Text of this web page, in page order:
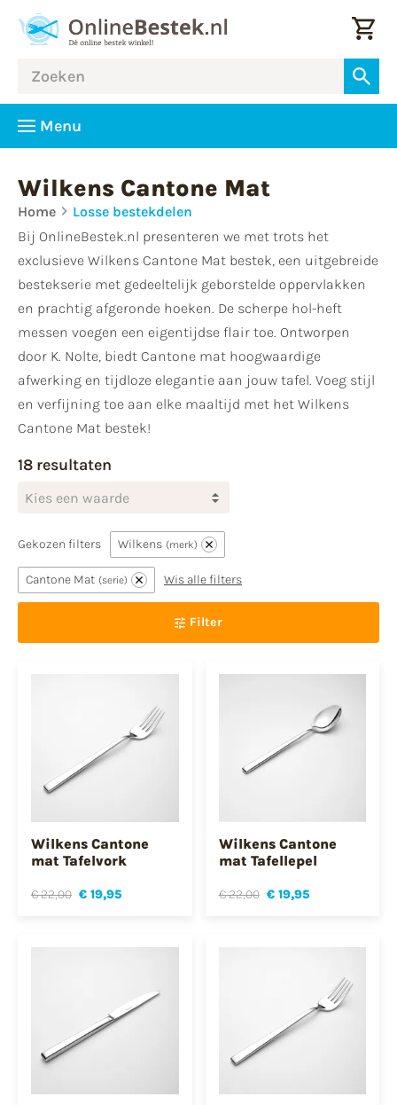
Menu
Wilkens Cantone Mat
Home
Losse bestekdelen
Bij OnlineBestek.nl presenteren we met trots het
exclusieve Wilkens Cantone Mat bestek, een uitgebreide
bestekserie met gedeeltelijk geborstelde oppervlakken
en prachtig afgeronde hoeken. De scherpe hol-heft
messen voegen een eigentijdse flair toe. Ontworpen
door K. Nolte, biedt Cantone mat hoogwaardige
afwerking en tijdloze elegantie aan jouw tafel. Voeg stijl
en verfijning toe aan elke maaltijd met het Wilkens
Cantone Mat bestek!
18 resultaten
Kies een waarde
Gekozen filters Wilkens merk
Cantone Mat serie Wis alle filters
Filter
Wilkens Cantone
mat Tafelvork
€ 22,00 € 19,95
Wilkens Cantone
mat Tafellepel
€ 22,00 € 19,95